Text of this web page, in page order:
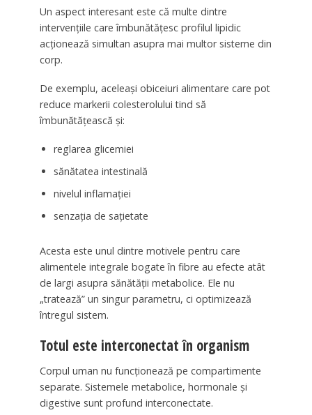
Un aspect interesant este că multe dintre
intervențiile care îmbunătățesc profilul lipidic
acționează simultan asupra mai multor sisteme din
corp.
De exemplu, aceleași obiceiuri alimentare care pot
reduce markerii colesterolului tind să
îmbunătățească și:
reglarea glicemiei
sănătatea intestinală
nivelul inflamației
senzația de sațietate
Acesta este unul dintre motivele pentru care
alimentele integrale bogate în fibre au efecte atât
de largi asupra sănătății metabolice. Ele nu
„tratează” un singur parametru, ci optimizează
întregul sistem.
Totul este interconectat în organism
Corpul uman nu funcționează pe compartimente
separate. Sistemele metabolice, hormonale și
digestive sunt profund interconectate.